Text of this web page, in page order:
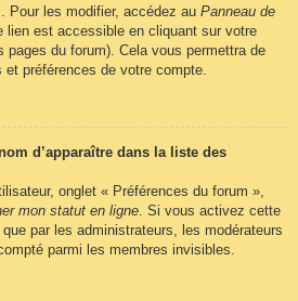
Pour les modifier, accédez au Panneau de
lien est accessible en cliquant sur votre
pages du forum). Cela vous permettra de
préférences de votre compte.
d’apparaître dans la liste des
onglet « Préférences du forum »,
mon statut en ligne . Si vous activez cette
par les administrateurs, les modérateurs
parmi les membres invisibles.